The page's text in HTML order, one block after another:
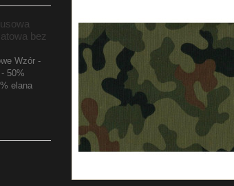
bez
Wzór -
- 50%
elana